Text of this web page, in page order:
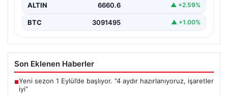
ALTIN 6660.6 ▲ +2.59%
BTC 3091495 ▲ +1.00%
Son Eklenen Haberler
■Yeni sezon 1 Eylül’de başlıyor. “4 aydır hazırlanıyoruz, işaretler
iyi”